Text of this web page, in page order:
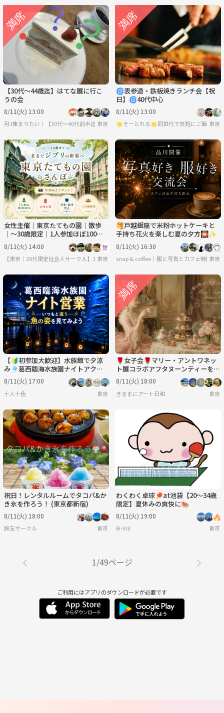
【30代〜44歳迄】はてな展に行こ
うの会
8/11(火) 13:00
月1集まりたい！【30代〜40代前半迄】東京
🌀表参道・鉄板焼きランチ会【祝
日】🌀40代中心
8/11(火) 13:00
🌟そーとれる🌟同世代で気軽にご飯会東京
女性主催｜東京たてもの園｜散歩
｜〜30歳限定｜1人参加ほぼ100%
｜友達作り
8/11(火) 14:00
【東京｜20代限定社会人サークル】1人参加ほぼ100％｜少人数ゆる交流会
東京
🥞戸越銀座で米粉ホットケーキと
手持ち花火を楽しむ夏の夕方🎇✨
8/11(火) 16:30
snap & coffee｜服と写真とカフェ時間東京
【🔰初参加大歓迎】水族館で夕涼
み🎐葛西臨海水族園ナイトアクア
リウム【特別回】
8/11(火) 17:00
十人十色 東京
🌹女子会🌹マリー・アントワネッ
ト展コラボアフタヌーンティーを堪
能♪♪
8/11(火) 18:00
きままにアート日和 東京
祝日！レンタルルームでタコパ&か
き氷を作ろう！ (東京都新宿)
8/11(火) 18:00
旅友サークル 東京
わくわく卓球🏓at池袋【20〜34歳
限定】夏休みの爽快に🍉
8/11(火) 19:00
Ri-Vril 東京
1/49ページ
ご利用にはアプリのダウンロードが必要です